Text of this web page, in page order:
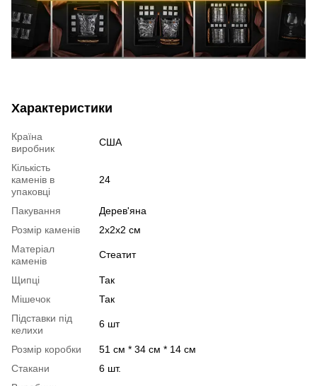
Характеристики
Країна
виробник
США
Кількість
каменів в
упаковці
24
Пакування
Дерев'яна
Розмір каменів
2х2х2 см
Матеріал
каменів
Стеатит
Щипці
Так
Мішечок
Так
Підставки під
келихи
6 шт
Розмір коробки
51 см * 34 см * 14 см
Стакани
6 шт.